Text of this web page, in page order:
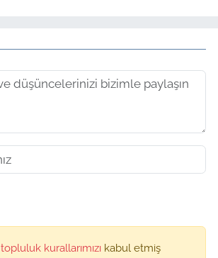
topluluk kurallarımızı kabul etmiş